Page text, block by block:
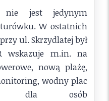
nie jest jedynym
W ostatnich
ul. Skrzydlatej był
wskazuje m.in. na
nową plażę,
wodny plac
dla osób